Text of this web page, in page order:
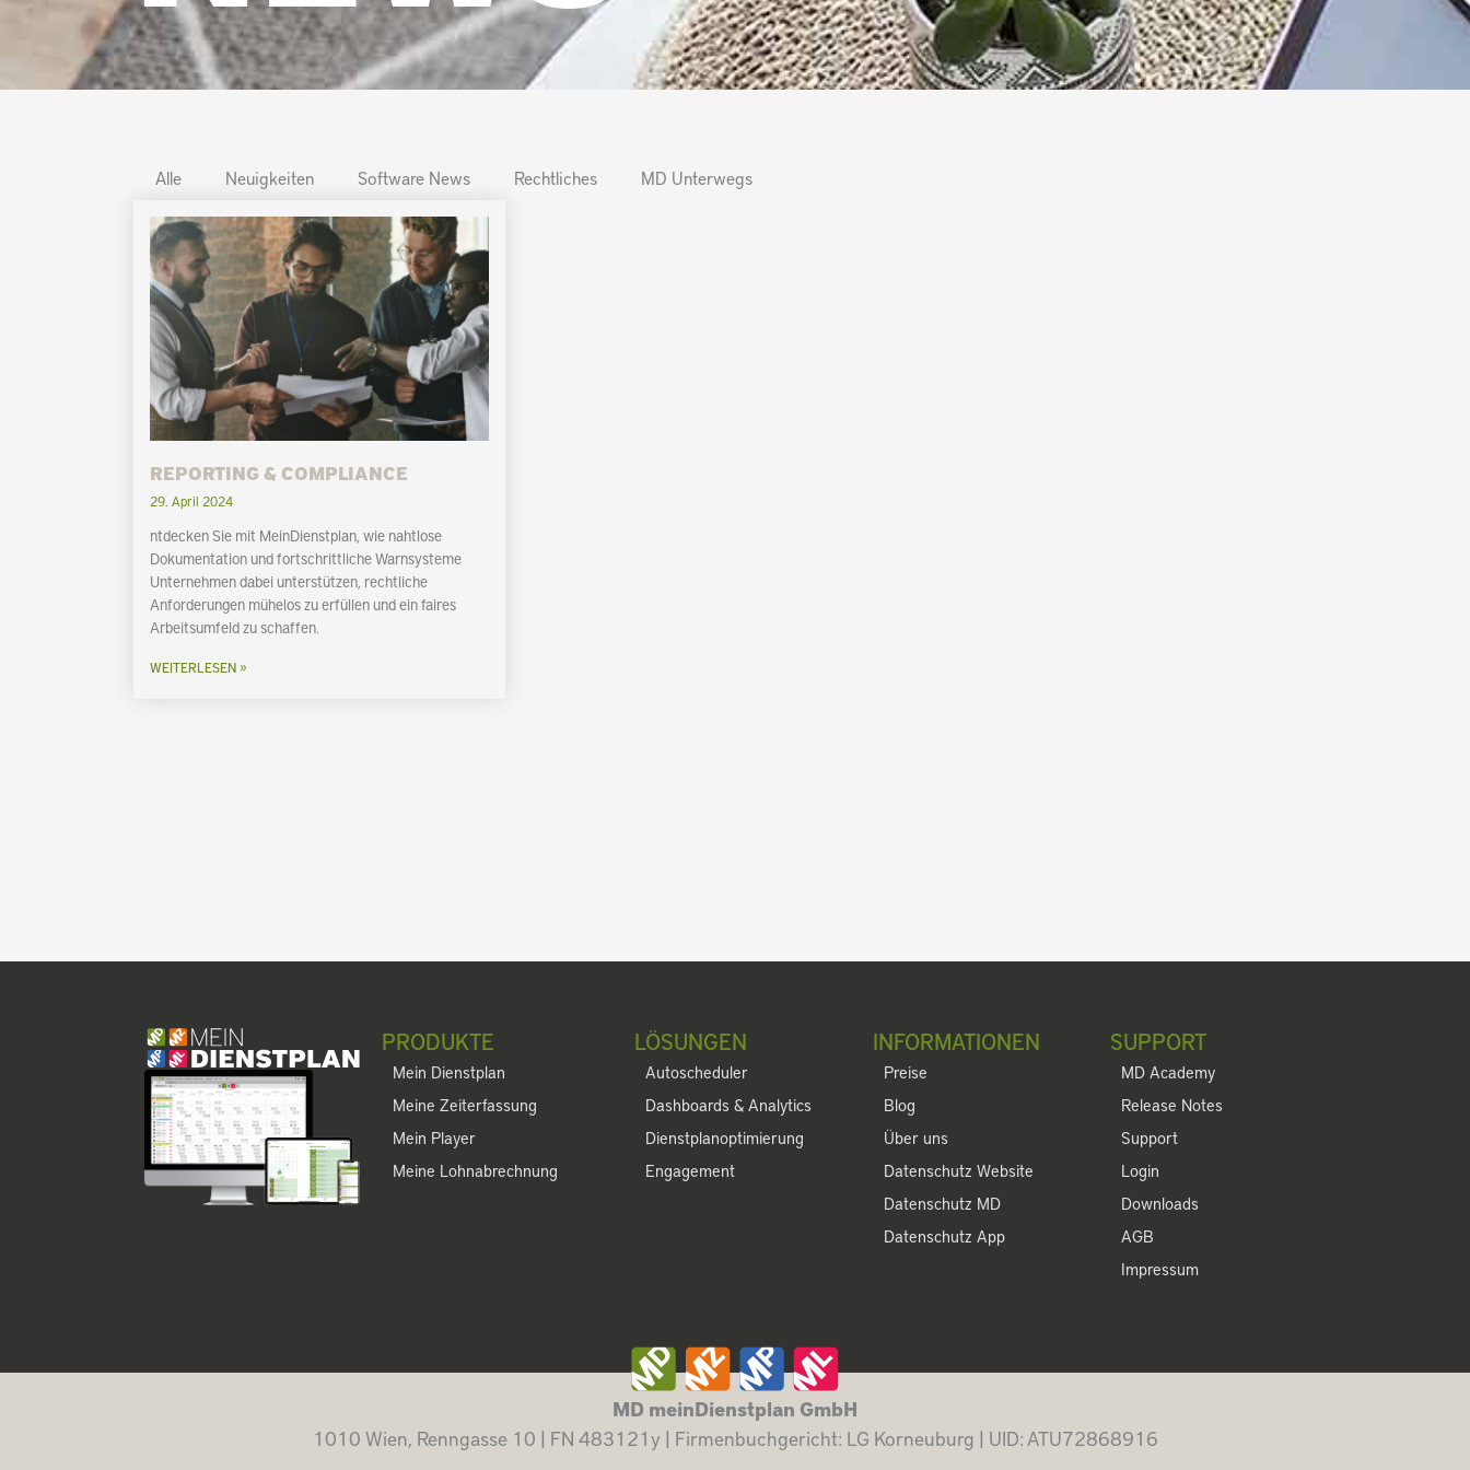
Alle Neuigkeiten Software News Rechtliches MD Unterwegs
REPORTING & COMPLIANCE
29. April 2024
ntdecken Sie mit MeinDienstplan, wie nahtlose
Dokumentation und fortschrittliche Warnsysteme
Unternehmen dabei unterstützen, rechtliche
Anforderungen mühelos zu erfüllen und ein faires
Arbeitsumfeld zu schaffen.
WEITERLESEN »
PRODUKTE
Mein Dienstplan
Meine Zeiterfassung
Mein Player
Meine Lohnabrechnung
LÖSUNGEN
Autoscheduler
Dashboards & Analytics
Dienstplanoptimierung
Engagement
INFORMATIONEN
Preise
Blog
Über uns
Datenschutz Website
Datenschutz MD
Datenschutz App
SUPPORT
MD Academy
Release Notes
Support
Login
Downloads
AGB
Impressum
MD meinDienstplan GmbH
1010 Wien, Renngasse 10 | FN 483121y | Firmenbuchgericht: LG Korneuburg | UID: ATU72868916